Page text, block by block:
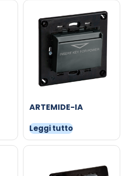
ARTEMIDE-IA
Leggi tutto